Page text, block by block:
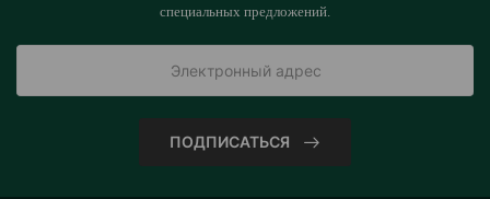
специальных предложений.
ПОДПИСАТЬСЯ